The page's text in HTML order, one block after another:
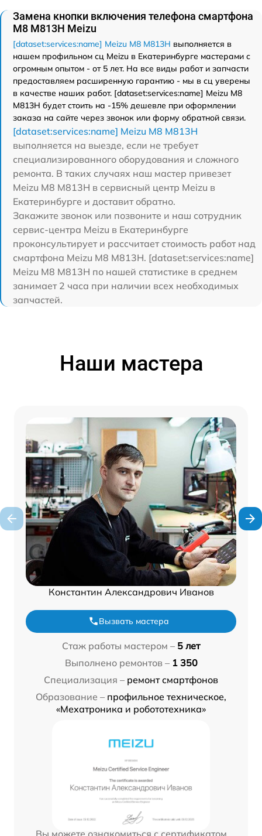
Замена кнопки включения телефона смартфона
M8 M813H Meizu
[dataset:services:name] Meizu M8 M813H выполняется в
нашем профильном сц Meizu в Екатеринбурге мастерами с
огромным опытом - от 5 лет. На все виды работ и запчасти
предоставляем расширенную гарантию - мы в сц уверены
в качестве наших работ. [dataset:services:name] Meizu M8
M813H будет стоить на -15% дешевле при оформлении
заказа на сайте через звонок или форму обратной связи.
[dataset:services:name] Meizu M8 M813H
выполняется на выезде, если не требует
специализированного оборудования и сложного
ремонта. В таких случаях наш мастер привезет
Meizu M8 M813H в сервисный центр Meizu в
Екатеринбурге и доставит обратно.
Закажите звонок или позвоните и наш сотрудник
сервис-центра Meizu в Екатеринбурге
проконсультирует и рассчитает стоимость работ над
смартфона Meizu M8 M813H. [dataset:services:name]
Meizu M8 M813H по нашей статистике в среднем
занимает 2 часа при наличии всех необходимых
запчастей.
Наши мастера
Константин Александрович Иванов
Вызвать мастера
Стаж работы мастером – 5 лет
Выполнено ремонтов – 1 350
Специализация – ремонт смартфонов
Образование – профильное техническое,
«Мехатроника и робототехника»
Вы можете ознакомиться с сертификатом